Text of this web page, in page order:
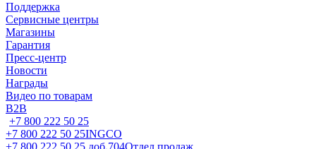
Поддержка
Сервисные центры
Магазины
Гарантия
Пресс-центр
Новости
Награды
Видео по товарам
B2B
+7 800 222 50 25
+7 800 222 50 25INGCO
+7 800 222 50 25 доб.704Отдел продаж